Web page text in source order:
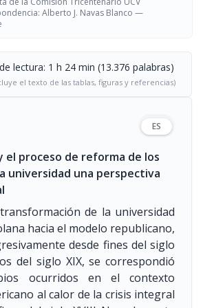
Alberto J. Navas Blanco —
lectura: 1 h 24 min (13.376 palabras)
el texto de las tablas, figuras y referencias)
ES
el proceso de reforma de los
universidad una perspectiva
de la universidad
hacia el modelo republicano,
desde fines del siglo
del siglo XIX, se correspondió
ocurridos en el contexto
al calor de la crisis integral